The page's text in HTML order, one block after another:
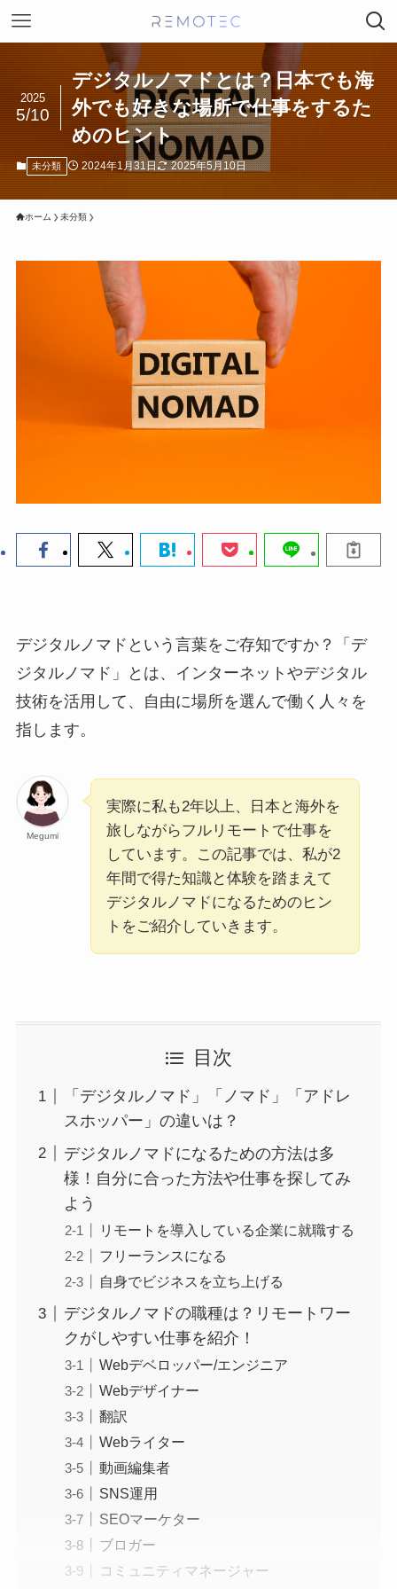
デジタルノマドとは？日本でも海
外でも好きな場所で仕事をするた
めのヒント
2025
5/10
未分類 2024年1月31日 2025年5月10日
ホーム 未分類
デジタルノマドという言葉をご存知ですか？「デ
ジタルノマド」とは、インターネットやデジタル
技術を活用して、自由に場所を選んで働く人々を
指します。
Megumi
実際に私も2年以上、日本と海外を
旅しながらフルリモートで仕事を
しています。この記事では、私が2
年間で得た知識と体験を踏まえて
デジタルノマドになるためのヒン
トをご紹介していきます。
目次
「デジタルノマド」「ノマド」「アドレ
スホッパー」の違いは？
デジタルノマドになるための方法は多
様！自分に合った方法や仕事を探してみ
よう
リモートを導入している企業に就職する
フリーランスになる
自身でビジネスを立ち上げる
デジタルノマドの職種は？リモートワー
クがしやすい仕事を紹介！
Webデベロッパー/エンジニア
Webデザイナー
翻訳
Webライター
動画編集者
SNS運用
SEOマーケター
ブロガー
コミュニティマネージャー